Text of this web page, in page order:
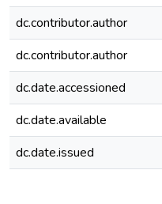
dc.contributor.author
dc.contributor.author
dc.date.accessioned
dc.date.available
dc.date.issued